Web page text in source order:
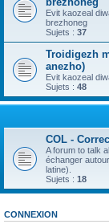
Evit kaozeal
brezhoneg
Sujets : 37
Troidigezh
anezho)
Evit kaozeal
Sujets : 48
COL -
A forum to talk
échanger
latine).
Sujets : 18
CONNEXION